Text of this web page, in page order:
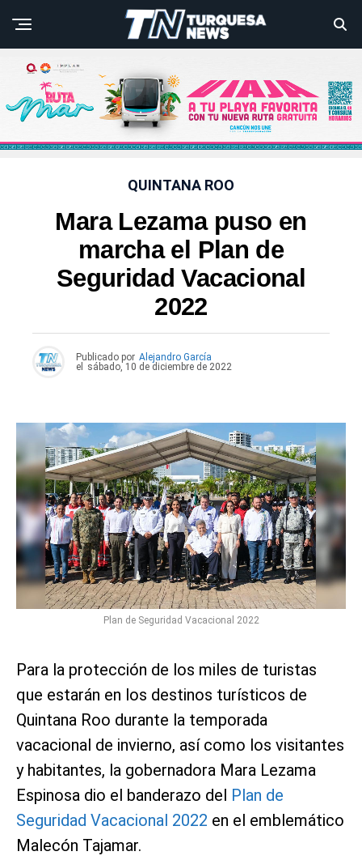
QUINTANA ROO
Mara Lezama puso en
marcha el Plan de
Seguridad Vacacional
2022
Publicado por Alejandro García
el
sábado, 10 de diciembre de 2022
Plan de Seguridad Vacacional 2022
Para la protección de los miles de turistas
que estarán en los destinos turísticos de
Quintana Roo durante la temporada
vacacional de invierno, así como los visitantes
y habitantes, la gobernadora Mara Lezama
Espinosa dio el banderazo del Plan de
Seguridad Vacacional 2022 en el emblemático
Malecón Tajamar.